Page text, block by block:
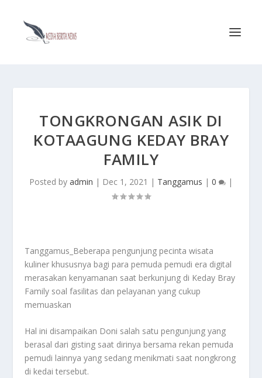
TONGKRONGAN ASIK DI
KOTAAGUNG KEDAY BRAY
FAMILY
Posted by admin | Dec 1, 2021 | Tanggamus | 0 |
Tanggamus_Beberapa pengunjung pecinta wisata
kuliner khususnya bagi para pemuda pemudi era digital
merasakan kenyamanan saat berkunjung di Keday Bray
Family soal fasilitas dan pelayanan yang cukup
memuaskan
Hal ini disampaikan Doni salah satu pengunjung yang
berasal dari gisting saat dirinya bersama rekan pemuda
pemudi lainnya yang sedang menikmati saat nongkrong
di kedai tersebut.